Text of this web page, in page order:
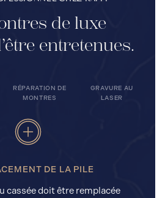
de luxe
entretenues.
RÉPARATION DE
MONTRES
GRAVURE AU
LASER
DE LA PILE
cassée doit être remplacée